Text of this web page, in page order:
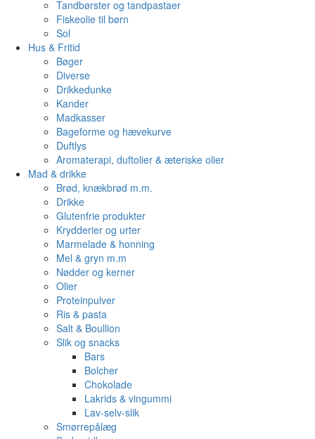
Tandbørster og tandpastaer
Fiskeolie til børn
Sol
Hus & Fritid
Bøger
Diverse
Drikkedunke
Kander
Madkasser
Bageforme og hævekurve
Duftlys
Aromaterapi, duftolier & æteriske olier
Mad & drikke
Brød, knækbrød m.m.
Drikke
Glutenfrie produkter
Krydderier og urter
Marmelade & honning
Mel & gryn m.m
Nødder og kerner
Olier
Proteinpulver
Ris & pasta
Salt & Boullion
Slik og snacks
Bars
Bolcher
Chokolade
Lakrids & vingummi
Lav-selv-slik
Smørrepålæg